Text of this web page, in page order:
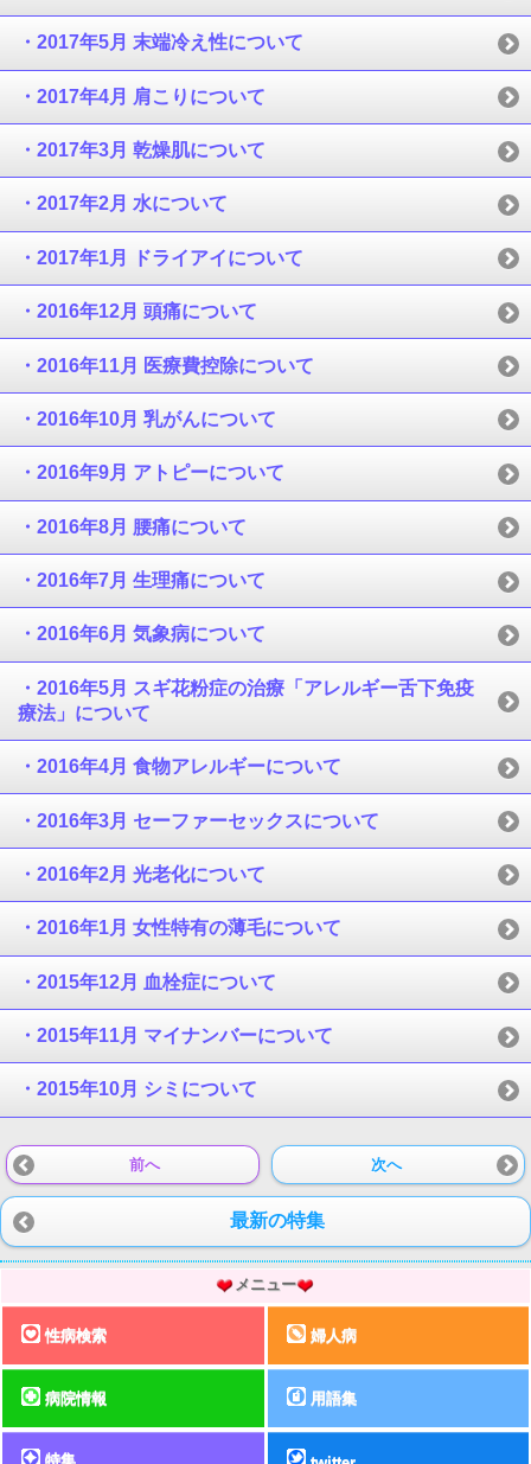
・2017年5月 末端冷え性について
・2017年4月 肩こりについて
・2017年3月 乾燥肌について
・2017年2月 水について
・2017年1月 ドライアイについて
・2016年12月 頭痛について
・2016年11月 医療費控除について
・2016年10月 乳がんについて
・2016年9月 アトピーについて
・2016年8月 腰痛について
・2016年7月 生理痛について
・2016年6月 気象病について
・2016年5月 スギ花粉症の治療「アレルギー舌下免疫
療法」について
・2016年4月 食物アレルギーについて
・2016年3月 セーファーセックスについて
・2016年2月 光老化について
・2016年1月 女性特有の薄毛について
・2015年12月 血栓症について
・2015年11月 マイナンバーについて
・2015年10月 シミについて
前へ 次へ
最新の特集
メニュー
性病検索 婦人病
病院情報 用語集